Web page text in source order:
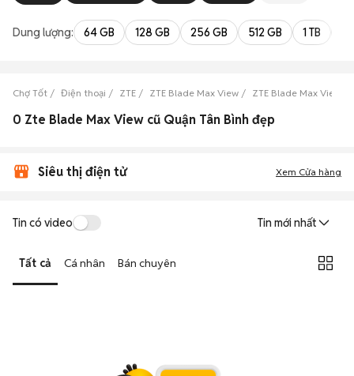
Dung lượng: 64 GB 128 GB 256 GB 512 GB 1 TB
Chợ Tốt Điện thoại ZTE ZTE Blade Max View ZTE Blade Max View
0 Zte Blade Max View cũ Quận Tân Bình đẹp
Siêu thị điện tử Xem Cửa hàng
Tin có video Tin mới nhất
Tất cả Cá nhân Bán chuyên